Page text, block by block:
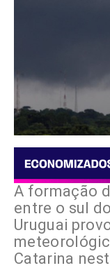
A formação
entre o sul
Uruguai
Catarina